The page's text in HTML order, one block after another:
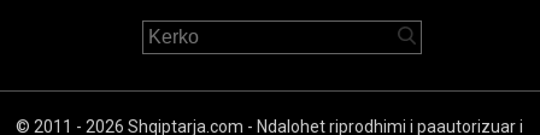
© 2011 - 2026 Shqiptarja.com - Ndalohet riprodhimi i paautorizuar i